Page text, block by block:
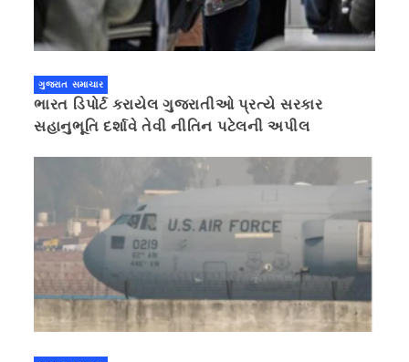
ગુજરાત સમાચાર
ભારત ડિપોર્ટ કરાયેલ ગુજરાતીઓ પ્રત્યે સરકાર
સહાનુભૂતિ દર્શાવે તેવી નીતિન પટેલની અપીલ